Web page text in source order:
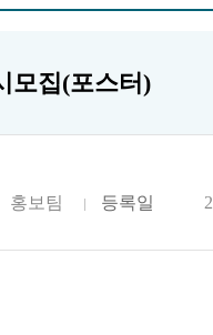
모집(포스터)
홍보팀 등록일